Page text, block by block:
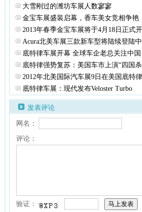
大雪刚过的潍坊车展人数寥寥
金宝车展盛装启幕，香车美女竞相争艳
2013年春季金宝车展将于4月18日正式
Acura北美车展三款新车型将陆续登陆
底特律车展开幕 全球车企老总关注中国
底特律强势复苏：美国车市上演“四国
2012年北美国际汽车展9日在美国底特
底特律车展：现代发布Veloster Turbo
发表评论
网名：
评论：
验证：